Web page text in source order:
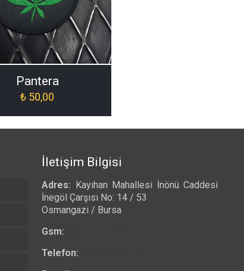
Pantera
₺ 50,00
İletişim Bilgisi
Adres: Kayıhan Mahallesi İnönü Caddesi
İnegöl Çarşısı No: 14 / 53
Osmangazi / Bursa
Gsm:
Telefon: